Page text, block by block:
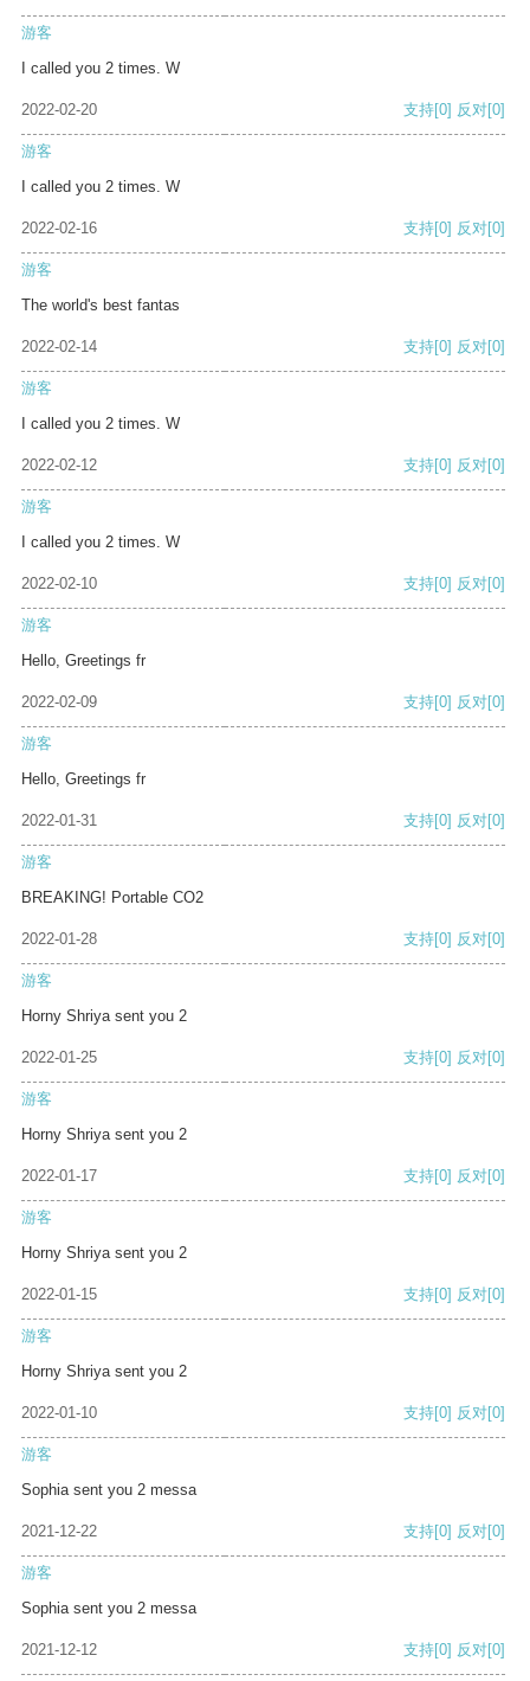
游客
I called you 2 times. W
2022-02-20 支持[0] 反对[0]
游客
I called you 2 times. W
2022-02-16 支持[0] 反对[0]
游客
The world's best fantas
2022-02-14 支持[0] 反对[0]
游客
I called you 2 times. W
2022-02-12 支持[0] 反对[0]
游客
I called you 2 times. W
2022-02-10 支持[0] 反对[0]
游客
Hello, Greetings fr
2022-02-09 支持[0] 反对[0]
游客
Hello, Greetings fr
2022-01-31 支持[0] 反对[0]
游客
BREAKING! Portable CO2
2022-01-28 支持[0] 反对[0]
游客
Horny Shriya sent you 2
2022-01-25 支持[0] 反对[0]
游客
Horny Shriya sent you 2
2022-01-17 支持[0] 反对[0]
游客
Horny Shriya sent you 2
2022-01-15 支持[0] 反对[0]
游客
Horny Shriya sent you 2
2022-01-10 支持[0] 反对[0]
游客
Sophia sent you 2 messa
2021-12-22 支持[0] 反对[0]
游客
Sophia sent you 2 messa
2021-12-12 支持[0] 反对[0]